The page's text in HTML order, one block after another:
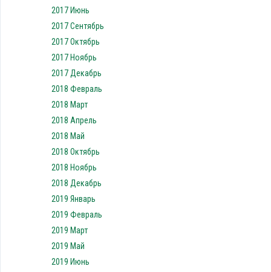
2017 Июнь
2017 Сентябрь
2017 Октябрь
2017 Ноябрь
2017 Декабрь
2018 Февраль
2018 Март
2018 Апрель
2018 Май
2018 Октябрь
2018 Ноябрь
2018 Декабрь
2019 Январь
2019 Февраль
2019 Март
2019 Май
2019 Июнь